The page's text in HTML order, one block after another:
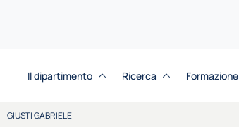
Il dipartimento Ricerca Formazione
GIUSTI GABRIELE